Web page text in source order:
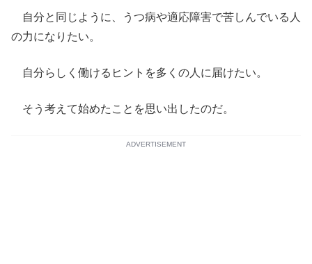
自分と同じように、うつ病や適応障害で苦しんでいる人
の力になりたい。
自分らしく働けるヒントを多くの人に届けたい。
そう考えて始めたことを思い出したのだ。
ADVERTISEMENT